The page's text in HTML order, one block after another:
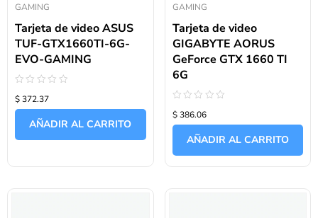
GAMING
Tarjeta de video ASUS
TUF-GTX1660TI-6G-
EVO-GAMING
con
0
$ 372.37
AÑADIR AL CARRITO
GAMING
Tarjeta de video
GIGABYTE AORUS
GeForce GTX 1660 TI
6G
con
0
$ 386.06
AÑADIR AL CARRITO